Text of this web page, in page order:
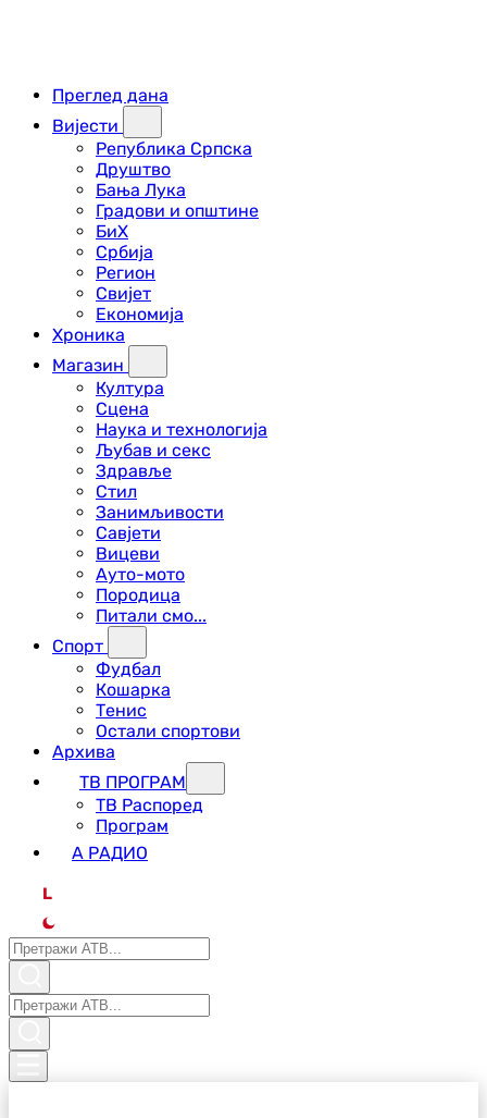
Преглед дана
Вијести
Република Српска
Друштво
Бања Лука
Градови и општине
БиХ
Србија
Регион
Свијет
Економија
Хроника
Магазин
Култура
Сцена
Наука и технологија
Љубав и секс
Здравље
Стил
Занимљивости
Савјети
Вицеви
Ауто-мото
Породица
Питали смо...
Спорт
Фудбал
Кошарка
Тенис
Остали спортови
Архива
ТВ ПРОГРАМ
ТВ Распоред
Програм
А РАДИО
L